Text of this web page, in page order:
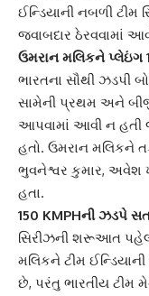
ઈન્ડિયાની નબળી
જવાબદાર ઠેરવવામાં
ઉમરાન મલિકને પ્લેઇંગ
ભારતના સૌથી ઝડપી
સામેની પ્રથમ અને
આપવામાં આવી ન હતી
હતો. ઉમરાન મલિકને
ભુવનેશ્વર કુમાર, અવેશ
હતા.
150 KMPHની ઝડપે
સિરીઝની શરૂઆત
મલિકને ટીમ
છે, પરંતુ ભારતીય